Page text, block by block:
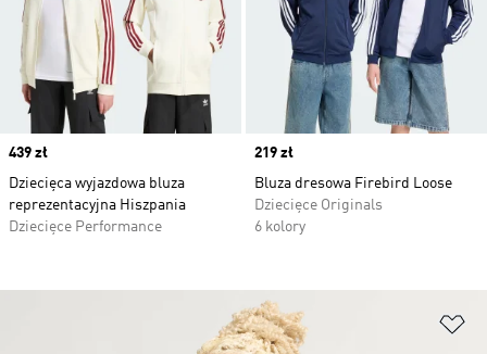
Price
439 zł
Dziecięca wyjazdowa bluza
reprezentacyjna Hiszpania
Dziecięce Performance
Price
219 zł
Bluza dresowa Firebird Loose
Dziecięce Originals
6 kolory